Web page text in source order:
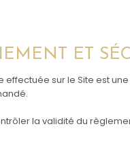
ET
sur le Site est
la validité du